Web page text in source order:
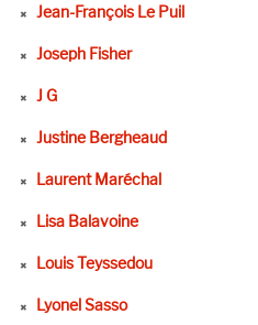
Jean-François Le Puil
Joseph Fisher
J G
Justine Bergheaud
Laurent Maréchal
Lisa Balavoine
Louis Teyssedou
Lyonel Sasso